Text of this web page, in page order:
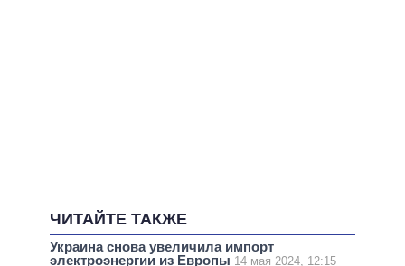
ЧИТАЙТЕ ТАКЖЕ
Украина снова увеличила импорт
электроэнергии из Европы 14 мая 2024, 12:15